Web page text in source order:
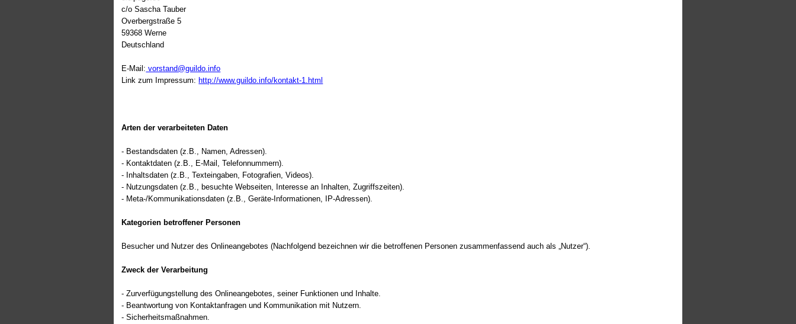
c/oSascha Tauber
Overbergstraße 5
59368 Werne
Deutschland
E-Mail: vorstand@guildo.info
Link zum Impressum: http://www.guildo.info/kontakt-1.html
Arten der verarbeiteten Daten
- Bestandsdaten (z.B., Namen, Adressen).
- Kontaktdaten (z.B., E-Mail, Telefonnummern).
- Inhaltsdaten (z.B., Texteingaben, Fotografien, Videos).
- Nutzungsdaten (z.B., besuchte Webseiten, Interesse an Inhalten, Zugriffszeiten).
- Meta-/Kommunikationsdaten (z.B., Geräte-Informationen, IP-Adressen).
Kategorien betroffener Personen
Besucher und Nutzer des Onlineangebotes (Nachfolgend bezeichnen wir die betroffenen Personen zusammenfassend auch als „Nutzer“).
Zweck der Verarbeitung
- Zurverfügungstellung des Onlineangebotes, seiner Funktionen und Inhalte.
- Beantwortung von Kontaktanfragen und Kommunikation mit Nutzern.
- Sicherheitsmaßnahmen.